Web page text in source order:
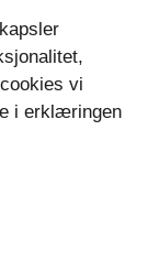
en proaktiv
skal fortsette
vi
i erklæringen